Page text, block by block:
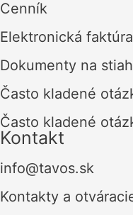
Cenník
Elektronická faktúra
Dokumenty na
Často kladené
Často kladené
Kontakt
info@tavos.sk
Kontakty a